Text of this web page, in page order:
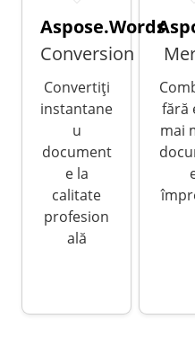
Aspose.Words
Conversion
Convertiți
instantane
u
document
e la
calitate
profesion
ală
fără
mai